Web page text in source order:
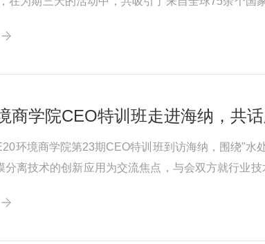
商学院CEO特训班走进海纳，共
环境商学院第23期CEO特训班到访海纳，围绕"
分离技术的创新应用为交流焦点，与会双方就行业